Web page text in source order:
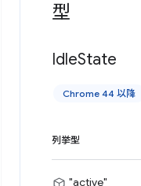
型
IdleState
Chrome 44 以降
列挙型
"active"